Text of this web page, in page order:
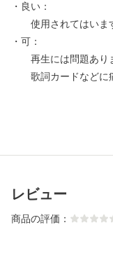
・良い：
使用されてはいます
・可：
再生には問題ありま
歌詞カードなどに痛
レビュー
商品の評価：